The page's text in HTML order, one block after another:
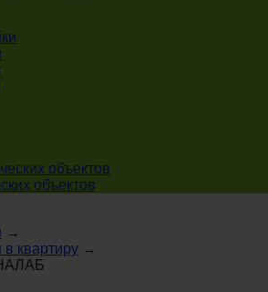
объектов
→
квартиру →